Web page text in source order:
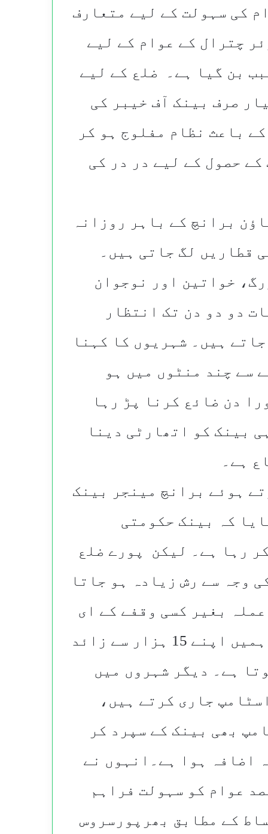
کی سہولت کے لیے متعارف
چترال کے عوام کے لیے
بن گیا ہے۔ ضلع کے لیے
صرف بینک آف خیبر کی
باعث نظام مفلوج ہو کر
حصول کے لیے در در کی
برانچ کے باہر روزانہ
قطاریں لگ جاتی ہیں۔
خواتین اور نوجوان
دو دو دن تک انتظار
ہیں۔ شہریوں کا کہنا
سے چند منٹوں میں ہو
دن ضائع کرنا پڑ رہا
بینک کو اتھارٹی دینا
ہے۔
ہوئے برانچ مینجر بینک
کہ بینک حکومتی
رہا ہے۔ لیکن پورے ضلع
وجہ سے رش زیادہ ہو جاتا
بغیر کسی وقفے کے ای
اسٹامپ سروسز دے رہا ہے، جبکہ ہمیں اپنے 15 ہزار سے زائد
ہے۔ دیگر شہروں میں
جاری کرتے ہیں،
والا اسٹامپ بھی بینک کے سپرد کر
اضافہ ہوا ہے۔انہوں نے
عوام کو سہولت فراہم
کے مطابق بھرپورسروس